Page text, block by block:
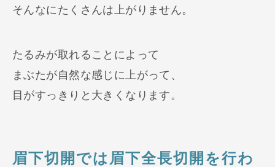
そんなにたくさんは上がりません。
たるみが取れることによって
まぶたが自然な感じに上がって、
目がすっきりと大きくなります。
眉下切開では眉下全長切開を行わ